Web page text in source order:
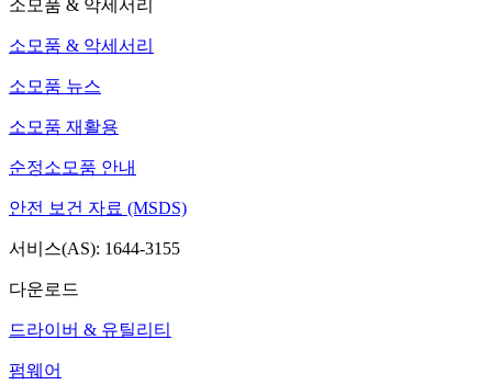
소모품 & 악세서리
소모품 & 악세서리
소모품 뉴스
소모품 재활용
순정소모품 안내
안전 보건 자료 (MSDS)
서비스(AS): 1644-3155
다운로드
드라이버 & 유틸리티
펌웨어